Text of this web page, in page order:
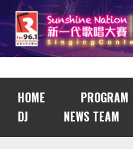
HOME PROGRAM
DJ
NEWS TEAM